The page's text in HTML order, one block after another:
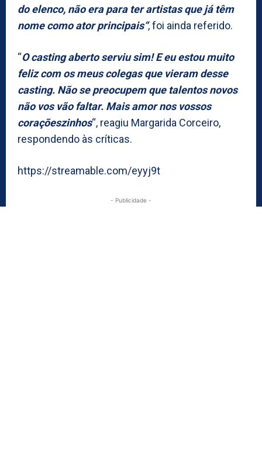
do elenco, não era para ter artistas que já têm
nome como ator principais“, foi ainda referido.
“O casting aberto serviu sim! E eu estou muito
feliz com os meus colegas que vieram desse
casting. Não se preocupem que talentos novos
não vos vão faltar. Mais amor nos vossos
coraçõeszinhos“, reagiu Margarida Corceiro,
respondendo às críticas.
https://streamable.com/eyyj9t
- Publicidade -